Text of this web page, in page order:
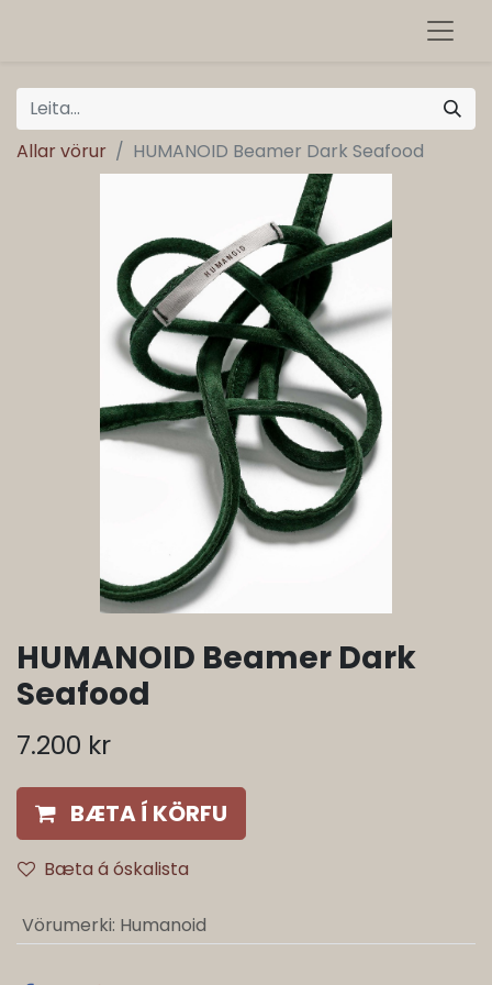
Allar vörur HUMANOID Beamer Dark Seafood
HUMANOID Beamer Dark
Seafood
7.200 kr
BÆTA Í KÖRFU
Bæta á óskalista
Vörumerki: Humanoid